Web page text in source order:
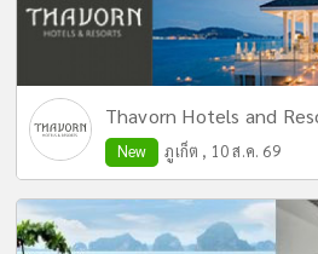
Thavorn Hotels and
New ภูเก็ต , 10 ส.ค. 69